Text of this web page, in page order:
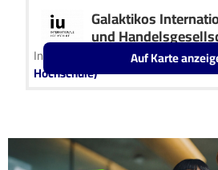
Galaktikos
und
In Kooperation mit IU Duales
Hochschule) Leaflet
Auf Karte